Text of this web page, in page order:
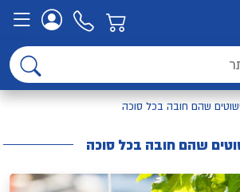
שהם חובה בכל סוכה
שהם חובה בכל סוכה